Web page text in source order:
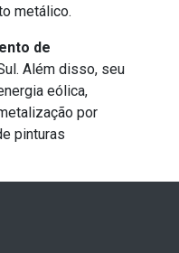
metálico.
de
Além disso, seu
eólica,
por
pinturas